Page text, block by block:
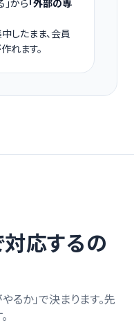
から「外部の専
したまま、会員
れます。
応するの
るか」で決まります。先